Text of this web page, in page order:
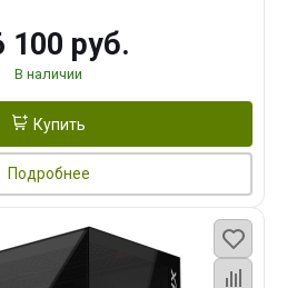
100 руб.
В наличии
Купить
Подробнее